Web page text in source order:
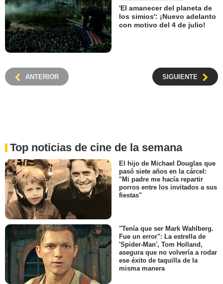
'El amanecer del planeta de
los simios': ¡Nuevo adelanto
con motivo del 4 de julio!
ANTERIOR SIGUIENTE
Top noticias de cine de la semana
El hijo de Michael Douglas que
pasó siete años en la cárcel:
"Mi padre me hacía repartir
porros entre los invitados a sus
fiestas"
"Tenía que ser Mark Wahlberg.
Fue un error": La estrella de
'Spider-Man', Tom Holland,
asegura que no volvería a rodar
ese éxito de taquilla de la
misma manera